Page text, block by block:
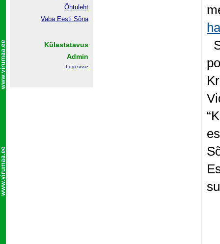
Õhtuleht
Vaba Eesti Sõna
Külastatavus
Admin
Logi sisse